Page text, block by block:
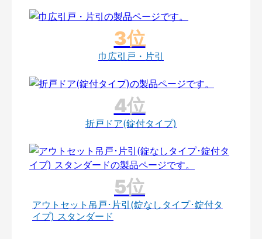
巾広引戸・片引
折戸ドア(錠付タイプ)
アウトセット吊戸･片引(錠なしタイプ･錠付タ
イプ) スタンダード